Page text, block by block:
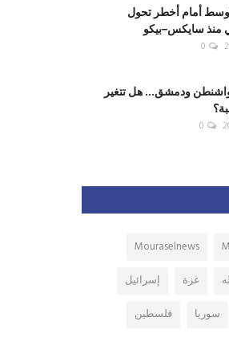
أمام أخطر تحول
منذ سايكس–بيكو
0
واشنطن ودمشق... هل تتغير
0
Mouraselnews
غزة
إسرائيل
سوريا
فلسطين